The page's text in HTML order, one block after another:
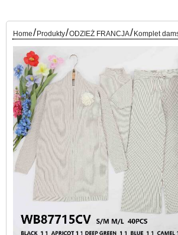
Home/ Produkty/ODZIEŻ FRANCJA/ Komplet